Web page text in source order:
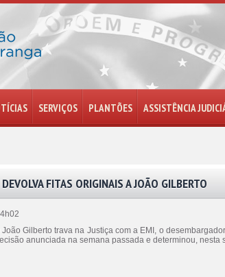
SERVIÇOS PLANTÕES ASSISTÊNCIA
FITAS ORIGINAIS A JOÃO GILBERTO
Gilberto trava na Justiça com a EMI, o
anunciada na semana passada e determinou,